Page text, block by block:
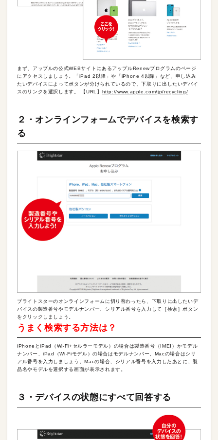
まず、アップルの公式WEBサイトにあるアップルRenewプログラムのページ
にアクセスしましょう。「iPad 2以降」や「iPhone 4以降」など、申し込み
たいデバイスによってボタンが分けられているので、下取りに出したいデバイ
スのリンクを選択します。 【URL】 http://www.apple.com/jp/recycling/
２・オンラインフォームでデバイスを検索す
る
ブライトスターのオンラインフォームに切り替わったら、下取りに出したいデ
バイスの製造番号やモデルナンバー、シリアル番号を入力して［検索］ボタン
をクリックしましょう。
うまく検索する方法は？
iPhoneとiPad（Wi-Fi+セルラーモデル）の場合は製造番号（IMEI）かモデル
ナンバー、iPad（Wi-Fiモデル）の場合はモデルナンバー、Macの場合はシリ
アル番号を入力しましょう。Macの場合、シリアル番号を入力したあとに、製
品名やモデルを選択する画面が表示されます。
３・デバイスの状態にすべて回答する